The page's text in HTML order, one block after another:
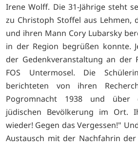
Irene Wolff. Die 31-Jährige steht
zu Christoph Stoffel aus Lehmen,
und ihren Mann Cory Lubarsky
in der Region begrüßen konnte.
der Gedenkveranstaltung an der
FOS Untermosel. Die
berichteten von ihren
Pogromnacht 1938 und über
jüdischen Bevölkerung im Ort.
wieder! Gegen das Vergessen!"
Austausch mit der Nachfahrin